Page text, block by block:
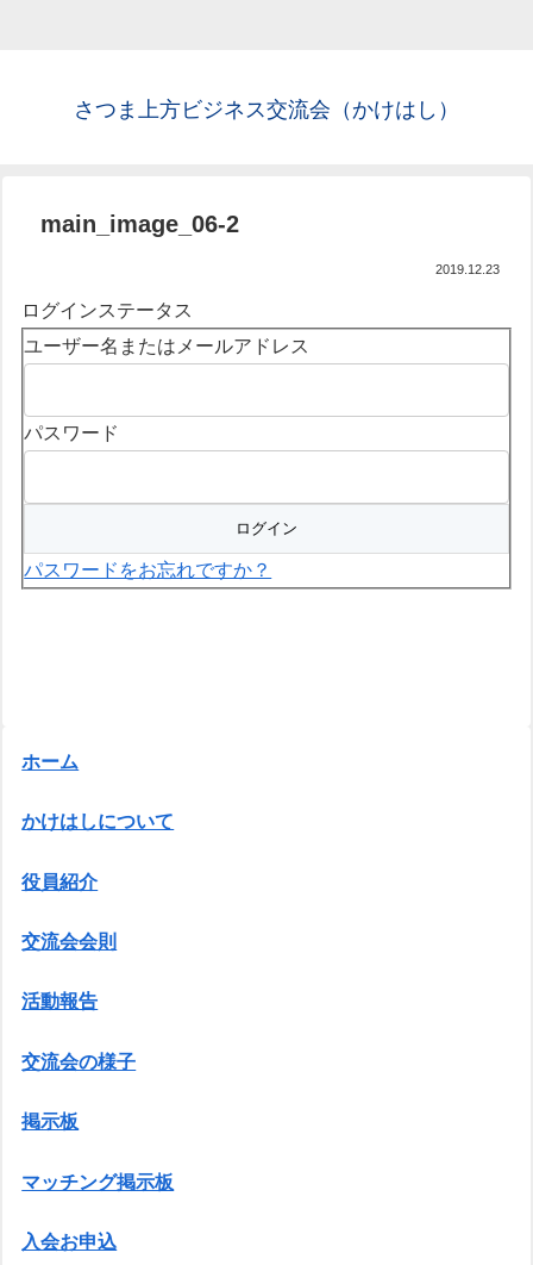
さつま上方ビジネス交流会（かけはし）
main_image_06-2
2019.12.23
ログインステータス
ユーザー名またはメールアドレス
パスワード
パスワードをお忘れですか？
ホーム
かけはしについて
役員紹介
交流会会則
活動報告
交流会の様子
掲示板
マッチング掲示板
入会お申込